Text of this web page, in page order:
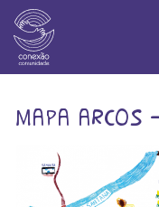
mapa arcos